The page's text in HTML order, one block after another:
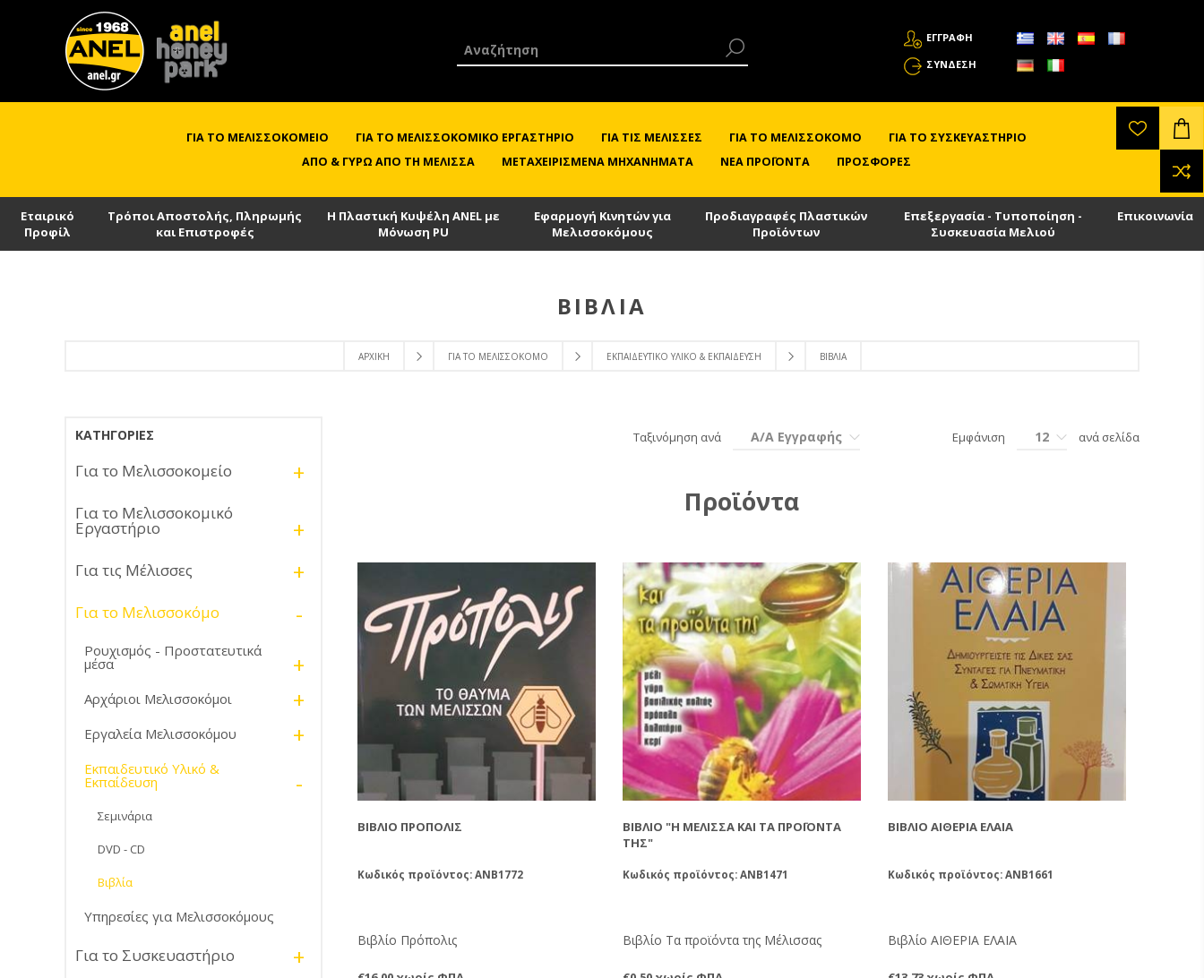
ΕΓΓΡΑΦΗ
ΣΎΝΔΕΣΗ
ΓΙΑ ΤΟ ΜΕΛΙΣΣΟΚΟΜΕΊΟ ΓΙΑ ΤΟ ΜΕΛΙΣΣΟΚΟΜΙΚΌ ΕΡΓΑΣΤΉΡΙΟ ΓΙΑ ΤΙΣ ΜΈΛΙΣΣΕΣ ΓΙΑ ΤΟ ΜΕΛΙΣΣΟΚΌΜΟ
ΓΙΑ ΤΟ ΣΥΣΚΕΥΑΣΤΉΡΙΟ
ΑΠΌ & ΓΎΡΩ ΑΠΌ ΤΗ ΜΈΛΙΣΣΑ
ΜΕΤΑΧΕΙΡΙΣΜΈΝΑ ΜΗΧΑΝΉΜΑΤΑ ΝΈΑ ΠΡΟΪΌΝΤΑ ΠΡΟΣΦΟΡΈΣ
Εταιρικό
Προφίλ
Τρόποι Αποστολής, Πληρωμής
και Επιστροφές
Η Πλαστική Κυψέλη ANEL με
Μόνωση PU
Εφαρμογή Κινητών για
Μελισσοκόμους
Προδιαγραφές Πλαστικών
Προϊόντων
Επεξεργασία - Τυποποίηση -
Συσκευασία Μελιού
Επικοινωνία
ΑΡΧΙΚΉ ΓΙΑ ΤΟ ΜΕΛΙΣΣΟΚΌΜΟ ΕΚΠΑΙΔΕΥΤΙΚΌ ΥΛΙΚΌ & ΕΚΠΑΊΔΕΥΣΗ ΒΙΒΛΊΑ
ΒΙΒΛΊΑ
Ταξινόμηση ανά Α/Α Εγγραφής Εμφάνιση 12 ανά σελίδα
Προϊόντα
ΒΙΒΛΊΟ ΠΡΟΠΟΛΙΣ
Κωδικός προϊόντος: ANB1772
Βιβλίο Πρόπολις
ΒΙΒΛΊΟ "Η ΜΈΛΙΣΣΑ ΚΑΙ ΤΑ ΠΡΟΪΌΝΤΑ
ΤΗΣ"
Κωδικός προϊόντος: ANB1471
Βιβλίο Τα προϊόντα της Μέλισσας
ΒΙΒΛΊΟ ΑΙΘΕΡΙΑ ΕΛΑΙΑ
Κωδικός προϊόντος: ANB1661
Βιβλίο ΑΙΘΕΡΙΑ ΕΛΑΙΑ
ΚΑΤΗΓΟΡΊΕΣ
Για το Μελισσοκομείο +
Για το Μελισσοκομικό
Εργαστήριο +
Για τις Μέλισσες +
Για το Μελισσοκόμο -
Ρουχισμός - Προστατευτικά
μέσα +
Αρχάριοι Μελισσοκόμοι +
Εργαλεία Μελισσοκόμου +
Εκπαιδευτικό Υλικό &
Εκπαίδευση -
Σεμινάρια
DVD - CD
Βιβλία
Υπηρεσίες για Μελισσοκόμους
Για το Συσκευαστήριο +